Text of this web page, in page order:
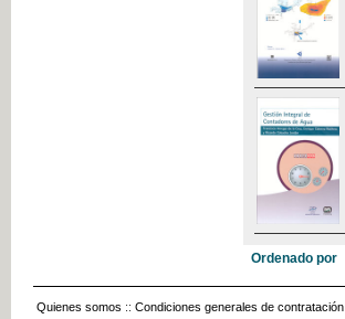
Ordenado por
Quienes somos :: Condiciones generales de contratación